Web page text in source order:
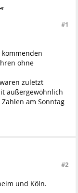
#1
ohne
zuletzt
außergewöhnlich
am Sonntag
#2
und Köln.